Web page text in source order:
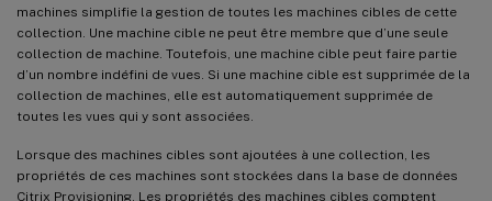
machines simplifie la gestion de toutes les machines cibles de cette
collection. Une machine cible ne peut être membre que d’une seule
collection de machine. Toutefois, une machine cible peut faire partie
d’un nombre indéfini de vues. Si une machine cible est supprimée de la
collection de machines, elle est automatiquement supprimée de
toutes les vues qui y sont associées.
Lorsque des machines cibles sont ajoutées à une collection, les
propriétés de ces machines sont stockées dans la base de données
Citrix Provisioning. Les propriétés des machines cibles comptent